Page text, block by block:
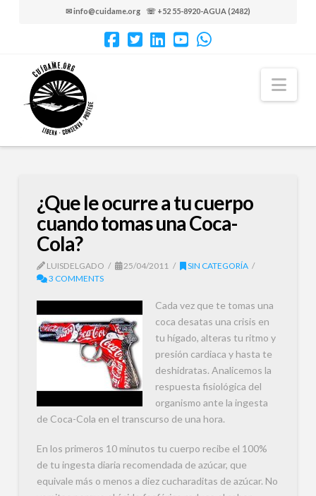
✉ info@cuidame.org ☏ +52 55-8920-AGUA (2482)
¿Que le ocurre a tu cuerpo
cuando tomas una Coca-
Cola?
LUISDELGADO 25/04/2011
SIN CATEGORÍA
3 COMMENTS
Cada vez que te tomas una
coca desatas una crisis en
tu hígado, alteras tu ritmo y
presión cardiaca y hasta te
deshidratas. Analicemos la
respuesta fisiológica del
organismo ante la ingesta
de Coca-Cola en el transcurso de una hora.
En los primeros 10 minutos tu cuerpo recibe el 100%
de tu ingesta diaria recomendada de azúcar, que
equivale más o menos a diez cucharaditas de azúcar. No